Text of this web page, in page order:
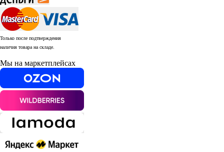
Только после подтверждения
наличия товара на складе.
Мы на маркетплейсах